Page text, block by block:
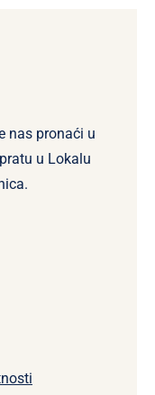
nas pronaći u
u Lokalu